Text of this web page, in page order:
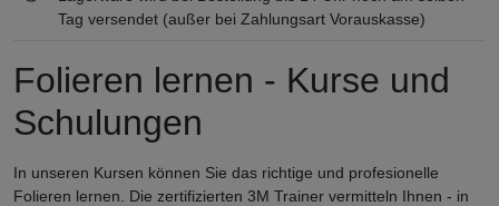
Tag versendet (außer bei Zahlungsart Vorauskasse)
Folieren lernen - Kurse und
Schulungen
In unseren Kursen können Sie das richtige und profesionelle
Folieren lernen. Die zertifizierten 3M Trainer vermitteln Ihnen - in